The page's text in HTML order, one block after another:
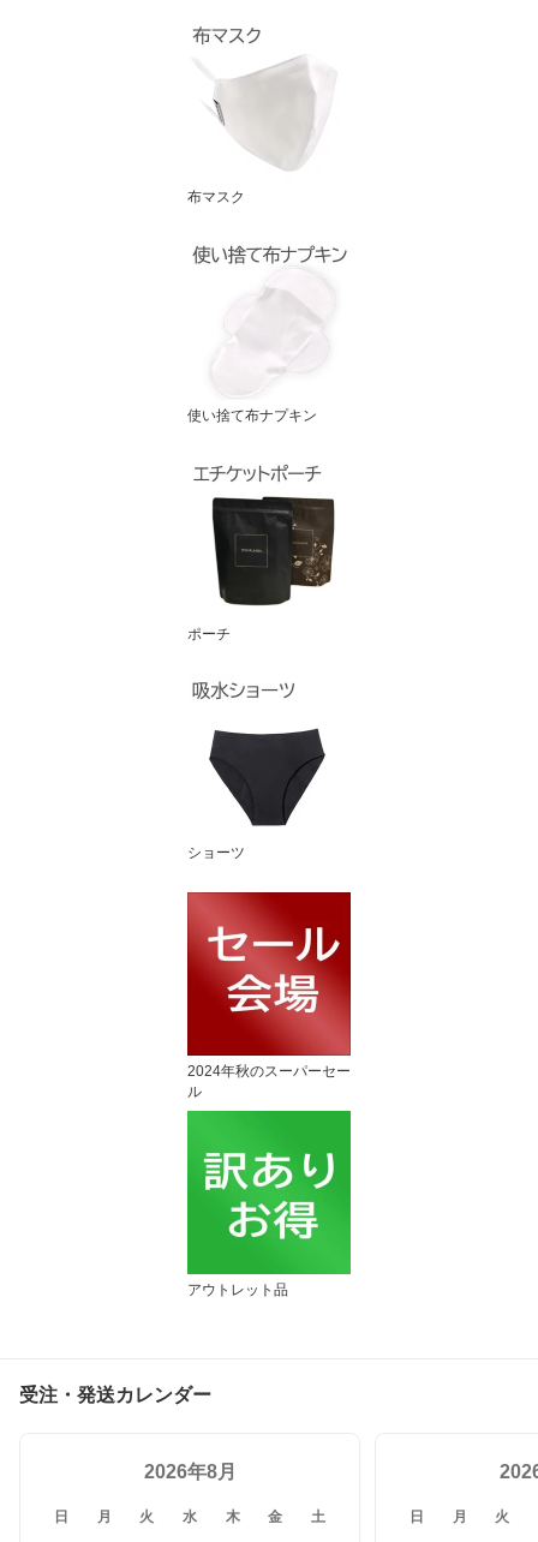
布マスク
使い捨て布ナプキン
ポーチ
ショーツ
2024年秋のスーパーセー
ル
アウトレット品
受注・発送カレンダー
2026年8月
日 月 火 水 木 金 土 日 月 火